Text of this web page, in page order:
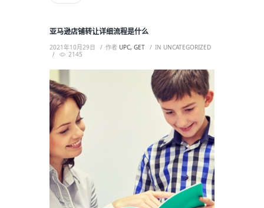
亚马逊店铺转让详细流程是什么
2021年10月29日 作者 UPC, GET IN UNCATEGORIZED
2145